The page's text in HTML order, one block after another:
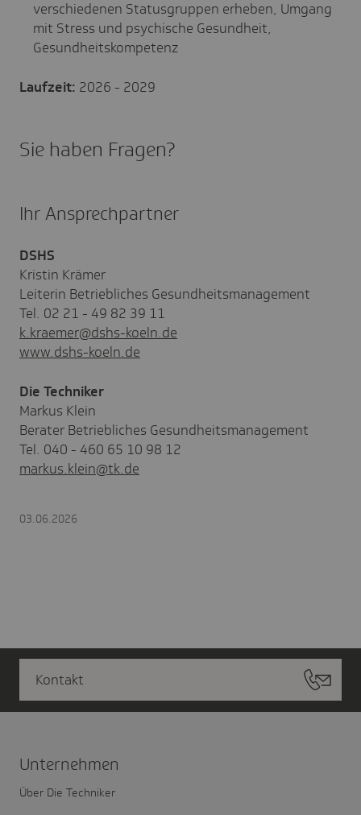
verschiedenen Statusgruppen erheben, Umgang
mit Stress und psychische Gesundheit,
Gesundheitskompetenz
Laufzeit: 2026 - 2029
Sie haben Fragen?
Ihr Ansprechpartner
DSHS
Kristin Krämer
Leiterin Betriebliches Gesundheitsmanagement
Tel. 02 21 - 49 82 39 11
k.kraemer@dshs-koeln.de
www.dshs-koeln.de
Die Techniker
Markus Klein
Berater Betriebliches Gesundheitsmanagement
Tel. 040 - 460 65 10 98 12
markus.klein@tk.de
03.06.2026
Kontakt
Unter­nehmen
Über Die Techniker